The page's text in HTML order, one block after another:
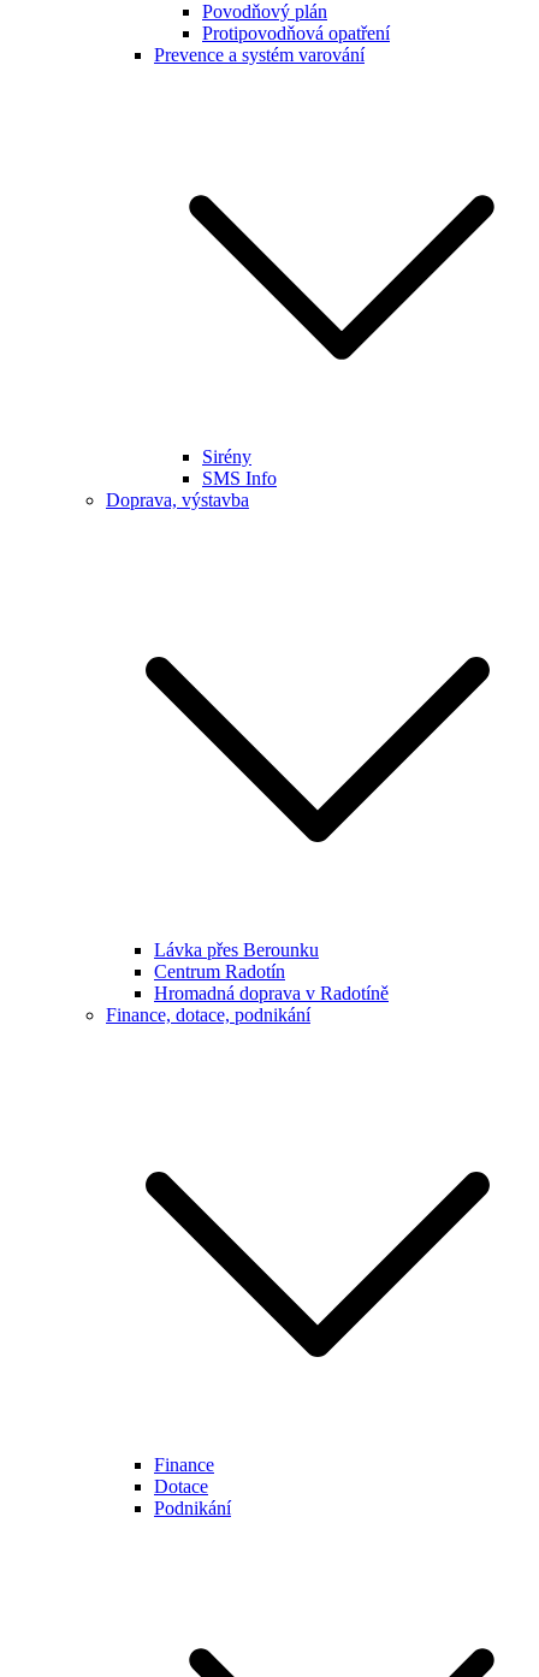
Povodňový plán
Protipovodňová opatření
Prevence a systém varování
Sirény
SMS Info
Doprava, výstavba
Lávka přes Berounku
Centrum Radotín
Hromadná doprava v Radotíně
Finance, dotace, podnikání
Finance
Dotace
Podnikání